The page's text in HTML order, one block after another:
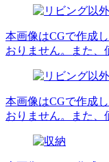
本画像はCGで作成
おりません。また、
本画像はCGで作成
おりません。また、